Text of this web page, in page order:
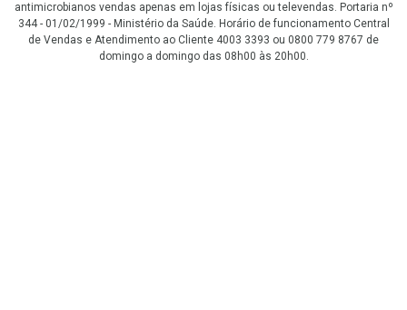
antimicrobianos vendas apenas em lojas físicas ou televendas. Portaria nº
344 - 01/02/1999 - Ministério da Saúde. Horário de funcionamento Central
de Vendas e Atendimento ao Cliente 4003 3393 ou 0800 779 8767 de
domingo a domingo das 08h00 às 20h00.